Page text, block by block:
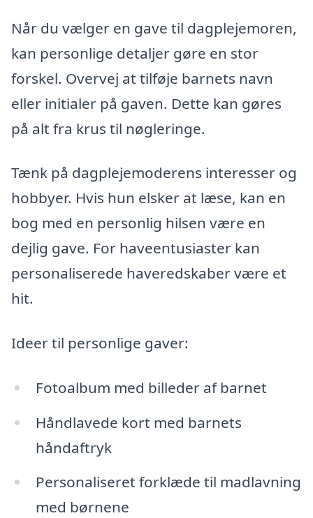
Når du vælger en gave til dagplejemoren,
kan personlige detaljer gøre en stor
forskel. Overvej at tilføje barnets navn
eller initialer på gaven. Dette kan gøres
på alt fra krus til nøgleringe.
Tænk på dagplejemoderens interesser og
hobbyer. Hvis hun elsker at læse, kan en
bog med en personlig hilsen være en
dejlig gave. For haveentusiaster kan
personaliserede haveredskaber være et
hit.
Ideer til personlige gaver:
Fotoalbum med billeder af barnet
Håndlavede kort med barnets
håndaftryk
Personaliseret forklæde til madlavning
med børnene